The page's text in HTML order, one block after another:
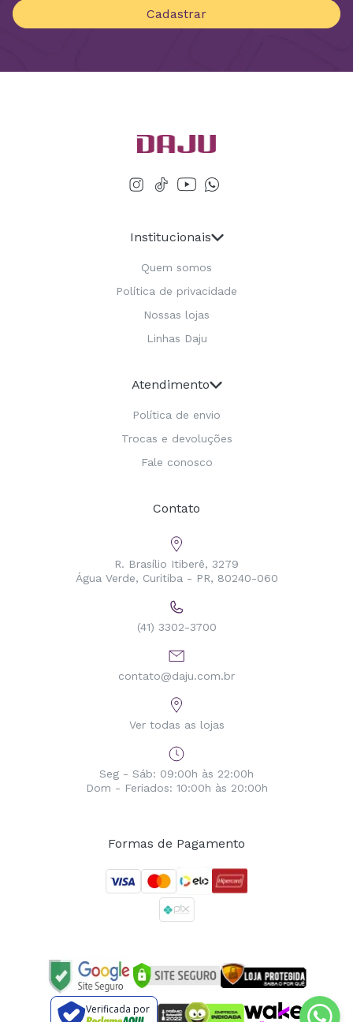
Cadastrar
Institucionais
Quem somos
Política de privacidade
Nossas lojas
Linhas Daju
Atendimento
Política de envio
Trocas e devoluções
Fale conosco
Contato
R. Brasílio Itiberê, 3279
Água Verde, Curitiba - PR, 80240-060
(41) 3302-3700
contato@daju.com.br
Ver todas as lojas
Seg - Sáb: 09:00h às 22:00h
Dom - Feriados: 10:00h às 20:00h
Formas de Pagamento
Verificada por